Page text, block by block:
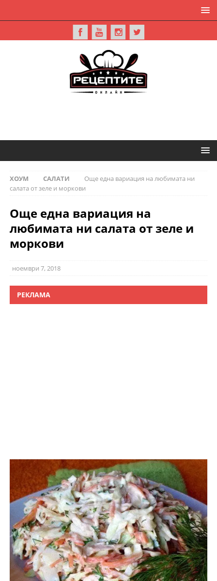
ХОУМ САЛАТИ
Още една вариация на любимата ни
салата от зеле и моркови
Още една вариация на
любимата ни салата от зеле и
моркови
ноември 7, 2018
РЕКЛАМА